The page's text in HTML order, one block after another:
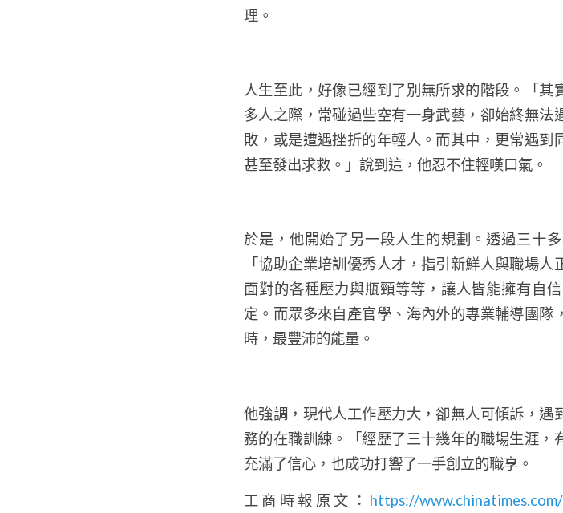
理。
人生至此，好像已經到了別無所求的階段。「
多人之際，常碰過些空有一身武藝，卻始終無
敗，或是遭遇挫折的年輕人。而其中，更常遇到
甚至發出求救。」說到這，他忍不住輕嘆口氣。
於是，他開始了另一段人生的規劃。透過三十
「協助企業培訓優秀人才，指引新鮮人與職場
面對的各種壓力與瓶頸等等，讓人皆能擁有自
定。而眾多來自產官學、海內外的專業輔導團
時，最豐沛的能量。
他強調，現代人工作壓力大，卻無人可傾訴，
務的在職訓練。「經歷了三十幾年的職場生涯
充滿了信心，也成功打響了一手創立的職享。
工商時報原文： https://